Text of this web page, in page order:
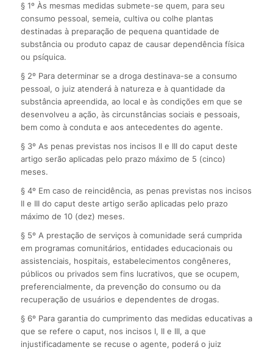
§ 1º Às mesmas medidas submete-se quem, para seu
consumo pessoal, semeia, cultiva ou colhe plantas
destinadas à preparação de pequena quantidade de
substância ou produto capaz de causar dependência física
ou psíquica.
§ 2º Para determinar se a droga destinava-se a consumo
pessoal, o juiz atenderá à natureza e à quantidade da
substância apreendida, ao local e às condições em que se
desenvolveu a ação, às circunstâncias sociais e pessoais,
bem como à conduta e aos antecedentes do agente.
§ 3º As penas previstas nos incisos II e III do caput deste
artigo serão aplicadas pelo prazo máximo de 5 (cinco)
meses.
§ 4º Em caso de reincidência, as penas previstas nos incisos
II e III do caput deste artigo serão aplicadas pelo prazo
máximo de 10 (dez) meses.
§ 5º A prestação de serviços à comunidade será cumprida
em programas comunitários, entidades educacionais ou
assistenciais, hospitais, estabelecimentos congêneres,
públicos ou privados sem fins lucrativos, que se ocupem,
preferencialmente, da prevenção do consumo ou da
recuperação de usuários e dependentes de drogas.
§ 6º Para garantia do cumprimento das medidas educativas a
que se refere o caput, nos incisos I, II e III, a que
injustificadamente se recuse o agente, poderá o juiz